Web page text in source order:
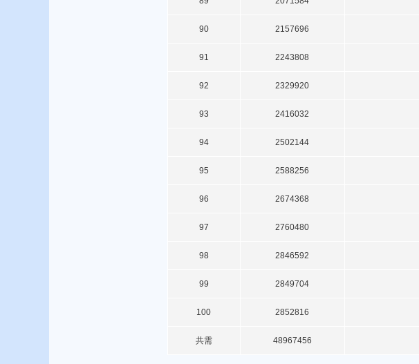
90 2157696
91 2243808
92 2329920
93 2416032
94 2502144
95 2588256
96 2674368
97 2760480
98 2846592
99 2849704
100 2852816
共需 48967456